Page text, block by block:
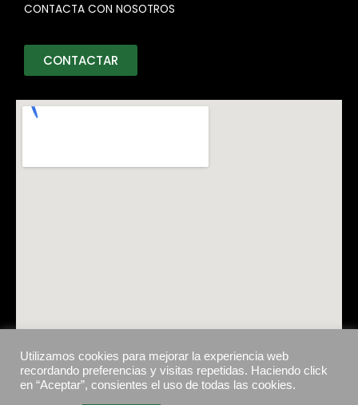
CONTACTA CON NOSOTROS
CONTACTAR
Utilizamos cookies para mejorar la experiencia web
recordando preferencias y visitas repetidas. Haciendo click
en “Aceptar”, consientes el uso de todas las cookies.